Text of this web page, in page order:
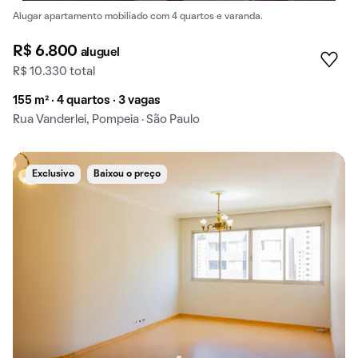
Alugar apartamento mobiliado com 4 quartos e varanda.
R$ 6.800 aluguel
R$ 10.330 total
155 m² · 4 quartos · 3 vagas
Rua Vanderlei, Pompeia · São Paulo
Exclusivo Baixou o preço